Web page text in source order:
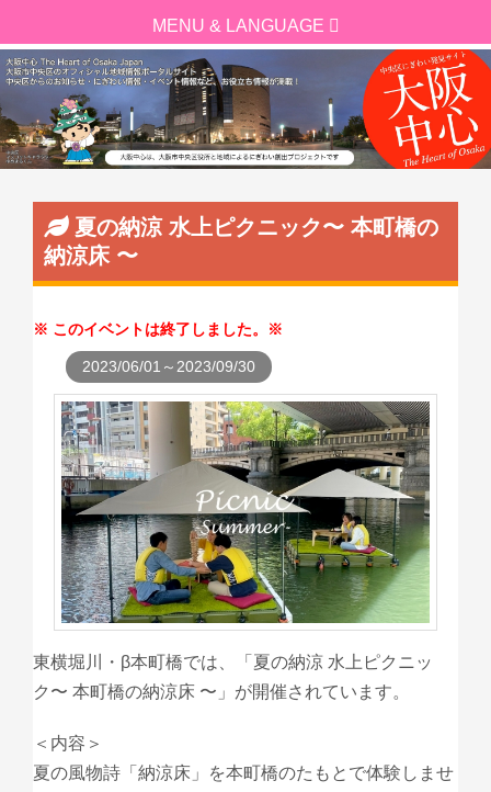
夏の納涼 水上ピクニック〜 本町橋の
納涼床 〜
このイベントは終了しました。
2023/06/01～2023/09/30
東横堀川・β本町橋では、「夏の納涼 水上ピクニッ
ク〜 本町橋の納涼床 〜」が開催されています。
＜内容＞
夏の風物詩「納涼床」を本町橋のたもとで体験しませ